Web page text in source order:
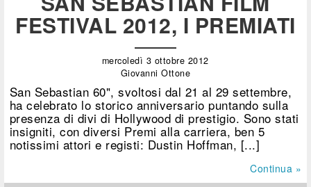
FESTIVAL 2012, I PREMIATI
mercoledì 3 ottobre 2012
Giovanni Ottone
San Sebastian 60", svoltosi dal 21 al 29 settembre,
ha celebrato lo storico anniversario puntando sulla
presenza di divi di Hollywood di prestigio. Sono stati
insigniti, con diversi Premi alla carriera, ben 5
notissimi attori e registi: Dustin Hoffman, [...]
Continua »